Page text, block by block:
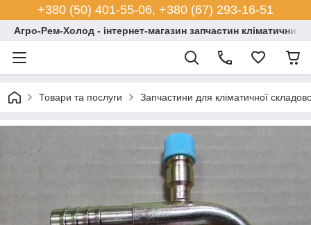
+380 (50) 401-55-06, +380 (67) 293-16-51
Агро-Рем-Холод - інтернет-магазин запчастин кліматичних
Товари та послуги Запчастини для кліматичної